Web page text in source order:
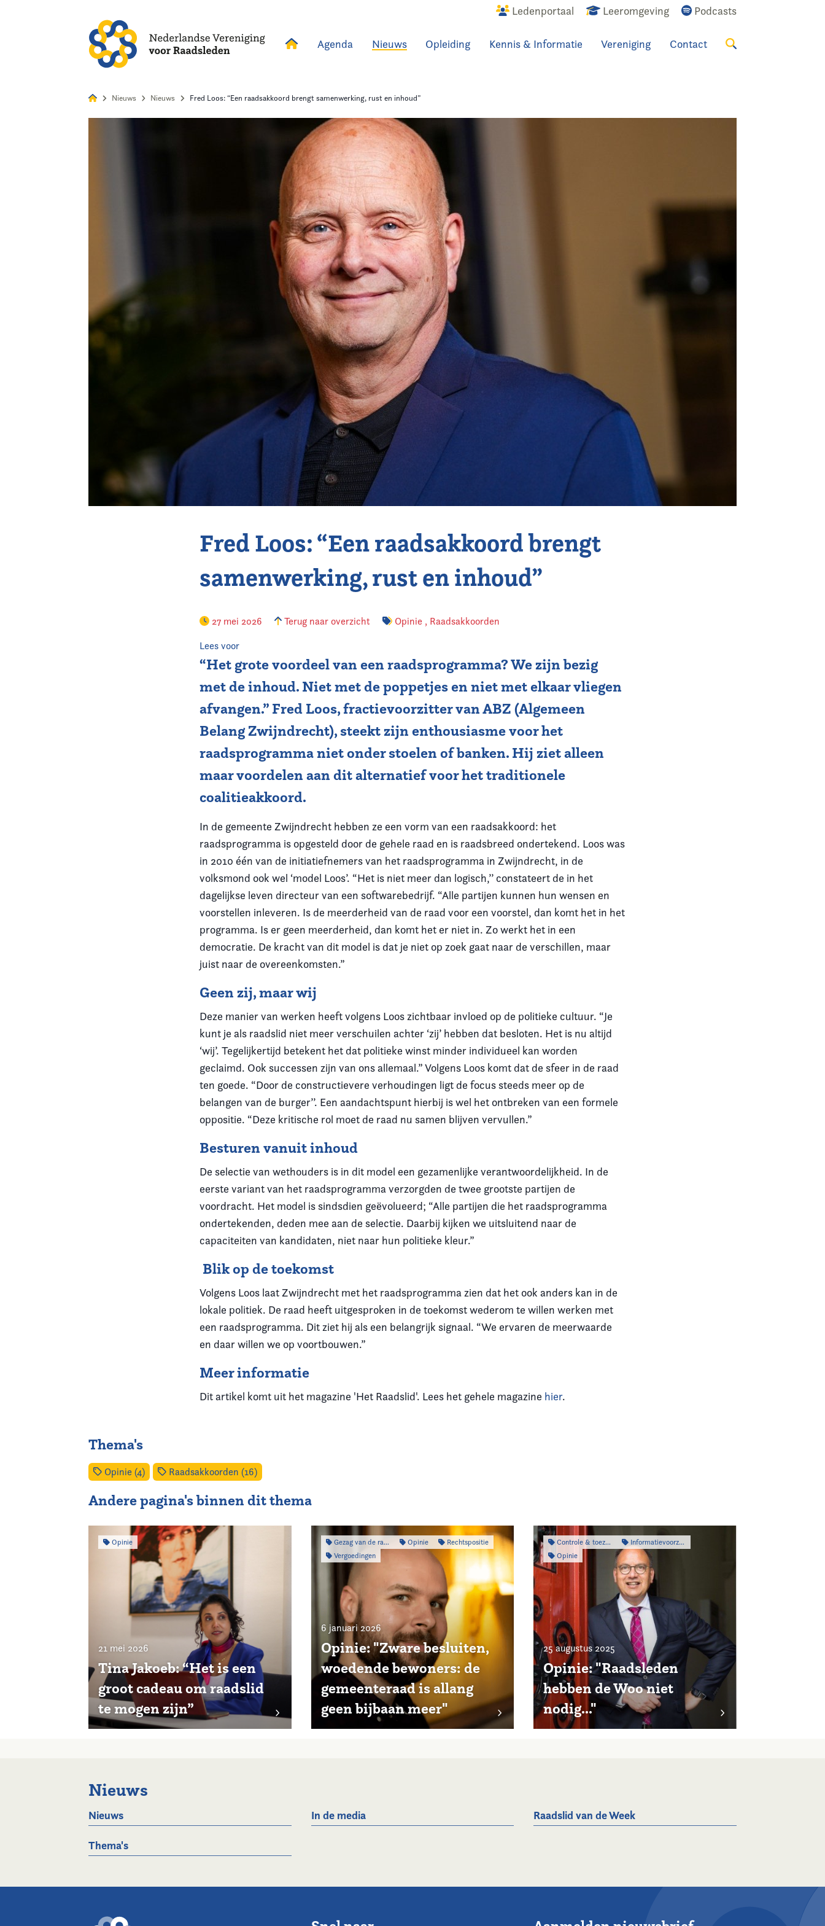
Ledenportaal Leeromgeving Podcasts
Agenda Nieuws Opleiding Kennis & Informatie Vereniging Contact
Nieuws Nieuws Fred Loos: “Een raadsakkoord brengt samenwerking, rust en inhoud”
Fred Loos: “Een raadsakkoord brengt
samenwerking, rust en inhoud”
27 mei 2026 Terug naar overzicht Opinie , Raadsakkoorden
Lees voor
“Het grote voordeel van een raadsprogramma? We zijn bezig
met de inhoud. Niet met de poppetjes en niet met elkaar vliegen
afvangen.” Fred Loos, fractievoorzitter van ABZ (Algemeen
Belang Zwijndrecht), steekt zijn enthousiasme voor het
raadsprogramma niet onder stoelen of banken. Hij ziet alleen
maar voordelen aan dit alternatief voor het traditionele
coalitieakkoord.
In de gemeente Zwijndrecht hebben ze een vorm van een raadsakkoord: het
raadsprogramma is opgesteld door de gehele raad en is raadsbreed ondertekend. Loos was
in 2010 één van de initiatiefnemers van het raadsprogramma in Zwijndrecht, in de
volksmond ook wel ‘model Loos’. “Het is niet meer dan logisch,’’ constateert de in het
dagelijkse leven directeur van een softwarebedrijf. “Alle partijen kunnen hun wensen en
voorstellen inleveren. Is de meerderheid van de raad voor een voorstel, dan komt het in het
programma. Is er geen meerderheid, dan komt het er niet in. Zo werkt het in een
democratie. De kracht van dit model is dat je niet op zoek gaat naar de verschillen, maar
juist naar de overeenkomsten.”
Geen zij, maar wij
Deze manier van werken heeft volgens Loos zichtbaar invloed op de politieke cultuur. “Je
kunt je als raadslid niet meer verschuilen achter ‘zij’ hebben dat besloten. Het is nu altijd
‘wij’. Tegelijkertijd betekent het dat politieke winst minder individueel kan worden
geclaimd. Ook successen zijn van ons allemaal.” Volgens Loos komt dat de sfeer in de raad
ten goede. “Door de constructievere verhoudingen ligt de focus steeds meer op de
belangen van de burger’’. Een aandachtspunt hierbij is wel het ontbreken van een formele
oppositie. “Deze kritische rol moet de raad nu samen blijven vervullen.”
Besturen vanuit inhoud
De selectie van wethouders is in dit model een gezamenlijke verantwoordelijkheid. In de
eerste variant van het raadsprogramma verzorgden de twee grootste partijen de
voordracht. Het model is sindsdien geëvolueerd; “Alle partijen die het raadsprogramma
ondertekenden, deden mee aan de selectie. Daarbij kijken we uitsluitend naar de
capaciteiten van kandidaten, niet naar hun politieke kleur.”
Blik op de toekomst
Volgens Loos laat Zwijndrecht met het raadsprogramma zien dat het ook anders kan in de
lokale politiek. De raad heeft uitgesproken in de toekomst wederom te willen werken met
een raadsprogramma. Dit ziet hij als een belangrijk signaal. “We ervaren de meerwaarde
en daar willen we op voortbouwen.”
Meer informatie
Dit artikel komt uit het magazine 'Het Raadslid'. Lees het gehele magazine hier.
Thema's
Opinie (4) Raadsakkoorden (16)
Andere pagina's binnen dit thema
Opinie
21 mei 2026
Tina Jakoeb: “Het is een
groot cadeau om raadslid
te mogen zijn”
Gezag van de raad Opinie
Rechtspositie
Vergoedingen
6 januari 2026
Opinie: "Zware besluiten,
woedende bewoners: de
gemeenteraad is allang
geen bijbaan meer"
Controle & toezicht
Informatievoorziening
Opinie
25 augustus 2025
Opinie: "Raadsleden
hebben de Woo niet
nodig..."
Nieuws
Nieuws In de media Raadslid van de Week
Thema's